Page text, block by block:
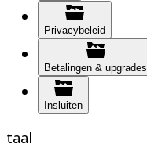
Privacybeleid
Betalingen & upgrades
Insluiten
taal